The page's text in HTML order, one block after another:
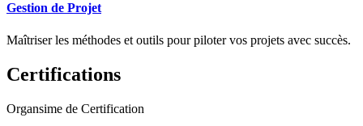
Gestion de Projet
Maîtriser les méthodes et outils pour piloter vos projets avec succès.
Certifications
Organsime de Certification